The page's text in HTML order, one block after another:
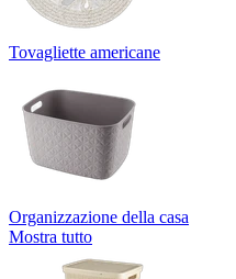
Tovagliette americane
Organizzazione della casa
Mostra tutto